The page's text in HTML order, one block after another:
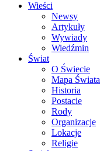
Wieści
Newsy
Artykuły
Wywiady
Wiedźmin
Świat
O Świecie
Mapa Świata
Historia
Postacie
Rody
Organizacje
Lokacje
Religie